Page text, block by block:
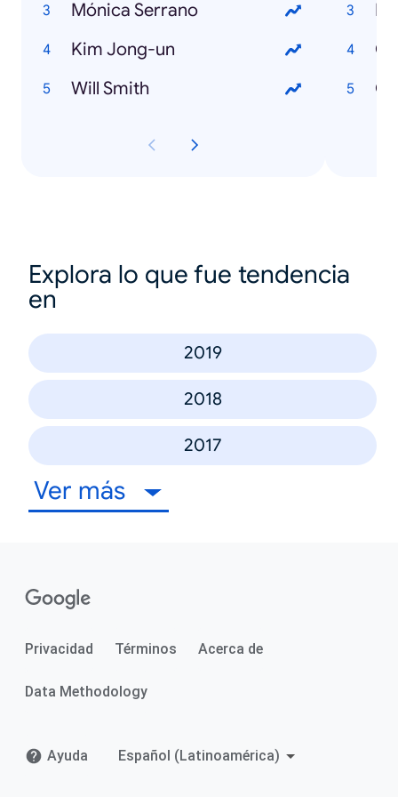
Mónica Serrano
Kim Jong-un
Will Smith
Explora lo que fue tendencia
en
2019
2018
2017
Ver más
Privacidad Términos Acerca de
Data Methodology
Ayuda